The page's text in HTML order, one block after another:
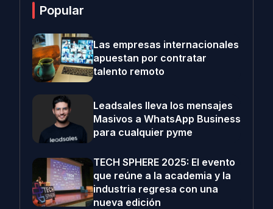
Popular
Las empresas internacionales
apuestan por contratar
talento remoto
Leadsales lleva los mensajes
Masivos a WhatsApp Business
para cualquier pyme
TECH SPHERE 2025: El evento
que reúne a la academia y la
industria regresa con una
nueva edición